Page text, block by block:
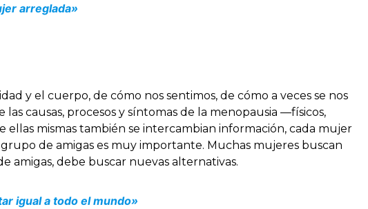
arreglada»
y el cuerpo, de cómo nos sentimos, de cómo a veces se nos
causas, procesos y síntomas de la menopausia —físicos,
mismas también se intercambian información, cada mujer
de amigas es muy importante. Muchas mujeres buscan
amigas, debe buscar nuevas alternativas.
igual a todo el mundo»